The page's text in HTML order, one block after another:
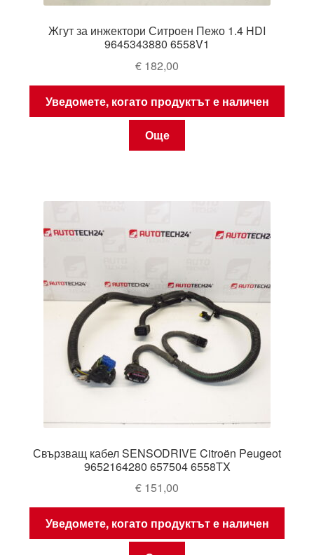
Жгут за инжектори Ситроен Пежо 1.4 HDI
9645343880 6558V1
€ 182,00
Уведомете, когато продуктът е наличен
Още
Свързващ кабел SENSODRIVE Citroën Peugeot
9652164280 657504 6558TX
€ 151,00
Уведомете, когато продуктът е наличен